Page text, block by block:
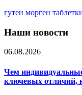
гутен морген
Наши новости
06.08.2026
Чем
ключевых отличий,